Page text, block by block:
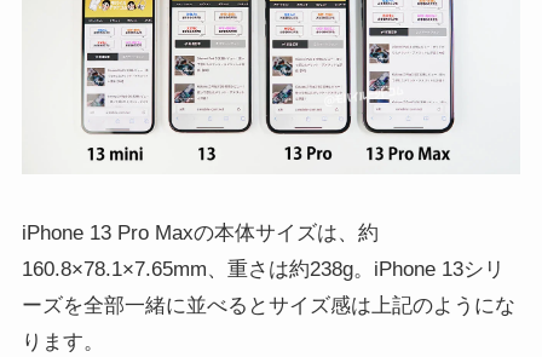
iPhone 13 Pro Maxの本体サイズは、約
160.8×78.1×7.65mm、重さは約238g。iPhone 13シリ
ーズを全部一緒に並べるとサイズ感は上記のようにな
ります。